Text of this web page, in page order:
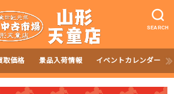
SEARCH
取価格 景品入荷情報 イベントカレンダー